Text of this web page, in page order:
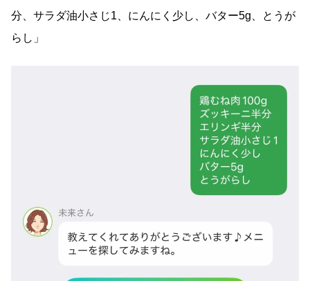
分、サラダ油小さじ1、にんにく少し、バター5g、とうが
らし」